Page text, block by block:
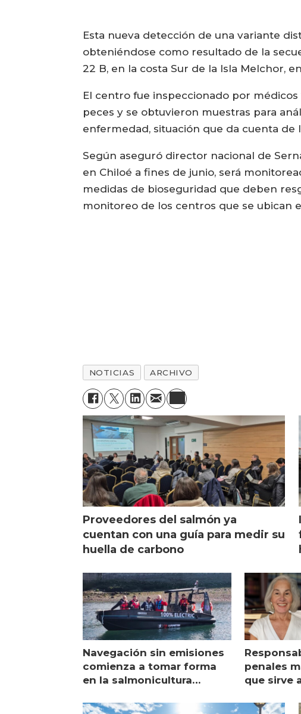
Esta nueva detección de una variante
obteniéndose como resultado de la
22 B, en la costa Sur de la Isla Melchor,
El centro fue inspeccionado por
peces y se obtuvieron muestras para
enfermedad, situación que da cuenta
Según aseguró director nacional de
en Chiloé a fines de junio, será
medidas de bioseguridad que deben
monitoreo de los centros que se ubican
NOTICIAS ARCHIVO
Proveedores del salmón ya
cuentan con una guía para medir su
huella de carbono
Navegación sin emisiones
comienza a tomar forma
en la salmonicultura
penales
que sirve
visión